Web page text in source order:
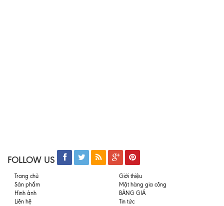
FOLLOW US
Trang chủ
Giới thiệu
Sản phẩm
Mặt hàng gia công
Hình ảnh
BẢNG GIÁ
Liên hệ
Tin tức